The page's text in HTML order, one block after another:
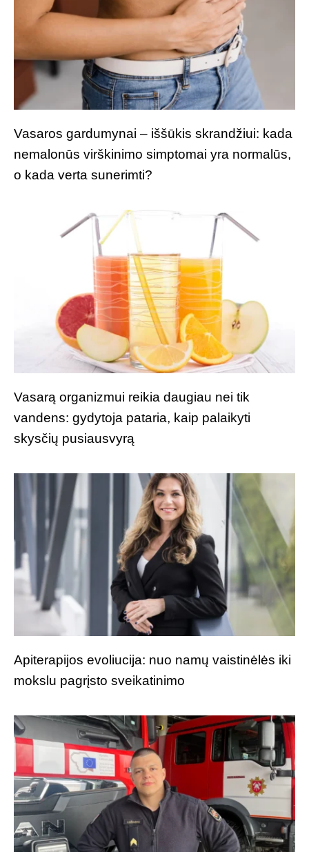
Vasaros gardumynai – iššūkis skrandžiui: kada
nemalonūs virškinimo simptomai yra normalūs,
o kada verta sunerimti?
Vasarą organizmui reikia daugiau nei tik
vandens: gydytoja pataria, kaip palaikyti
skysčių pusiausvyrą
Apiterapijos evoliucija: nuo namų vaistinėlės iki
mokslu pagrįsto sveikatinimo